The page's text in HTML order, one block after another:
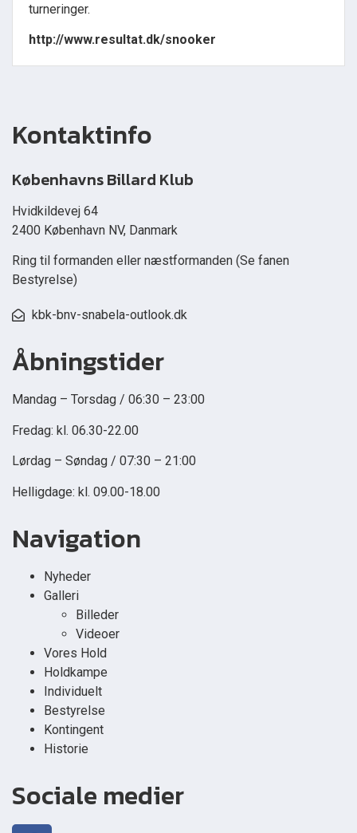
turneringer.
http://www.resultat.dk/snooker
Kontaktinfo
Københavns Billard Klub
Hvidkildevej 64
2400 København NV, Danmark
Ring til formanden eller næstformanden (Se fanen
Bestyrelse)
kbk-bnv-snabela-outlook.dk
Åbningstider
Mandag – Torsdag / 06:30 – 23:00
Fredag: kl. 06.30-22.00
Lørdag – Søndag / 07:30 – 21:00
Helligdage: kl. 09.00-18.00
Navigation
Nyheder
Galleri
Billeder
Videoer
Vores Hold
Holdkampe
Individuelt
Bestyrelse
Kontingent
Historie
Sociale medier